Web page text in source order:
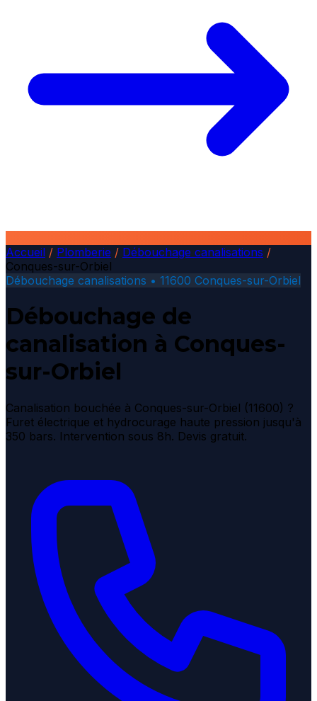
Accueil / Plomberie / Débouchage canalisations /
Conques-sur-Orbiel
Débouchage canalisations • 11600 Conques-sur-Orbiel
Débouchage de
canalisation à Conques-
sur-Orbiel
Canalisation bouchée à Conques-sur-Orbiel (11600) ?
Furet électrique et hydrocurage haute pression jusqu'à
350 bars. Intervention sous 8h. Devis gratuit.